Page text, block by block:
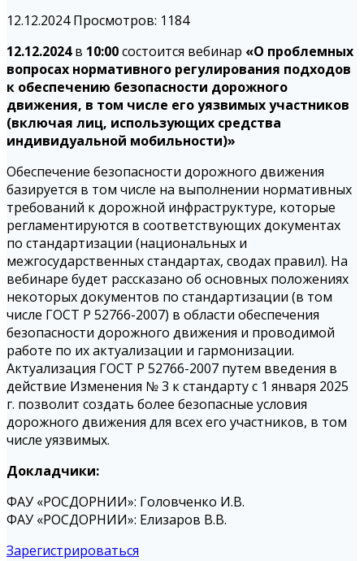
12.12.2024 Просмотров: 1184
12.12.2024в 10:00состоится вебинар «О проблемных
вопросах нормативного регулирования подходов
к обеспечению безопасности дорожного
движения, в том числе его уязвимых участников
(включая лиц, использующих средства
индивидуальной мобильности)»
Обеспечение безопасности дорожного движения
базируется в том числе на выполнении нормативных
требований к дорожной инфраструктуре, которые
регламентируются в соответствующих документах
по стандартизации (национальных и
межгосударственных стандартах, сводах правил). На
вебинаре будет рассказано об основных положениях
некоторых документов по стандартизации (в том
числе ГОСТ Р 52766-2007) в области обеспечения
безопасности дорожного движения и проводимой
работе по их актуализации и гармонизации.
Актуализация ГОСТ Р 52766-2007 путем введения в
действие Изменения № 3 к стандарту с 1 января 2025
г. позволит создать более безопасные условия
дорожного движения для всех его участников, в том
числе уязвимых.
Докладчики:
ФАУ «РОСДОРНИИ»: Головченко И.В.
ФАУ «РОСДОРНИИ»: Елизаров В.В.
Зарегистрироваться